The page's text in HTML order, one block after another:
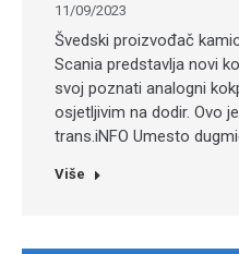
11/09/2023
Švedski proizvođač
Scania predstavlja novi
svoj poznati analogni
osjetljivim na dodir. Ovo
trans.iNFO Umesto
Više